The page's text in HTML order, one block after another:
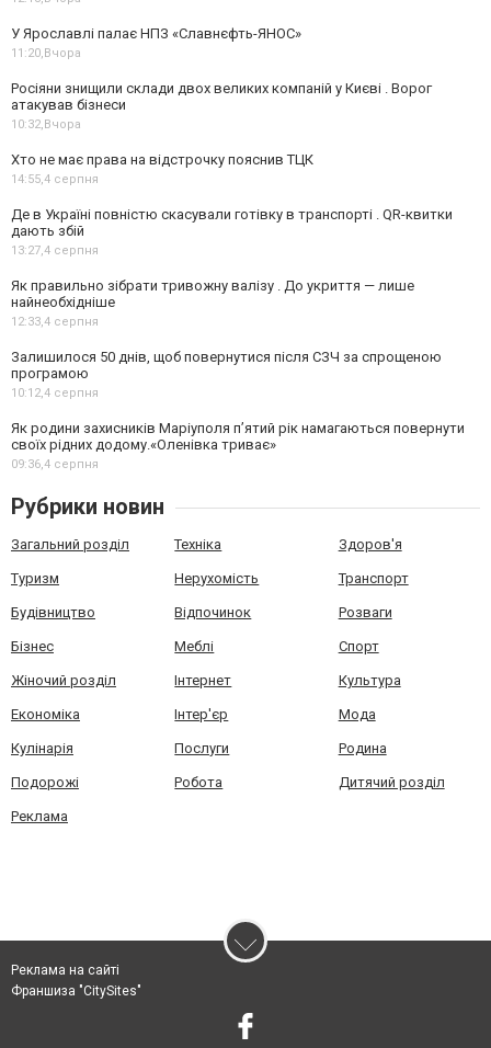
У Ярославлі палає НПЗ «Славнєфть-ЯНОС»
11:20,Вчора
Росіяни знищили склади двох великих компаній у Києві . Ворог
атакував бізнеси
10:32,Вчора
Хто не має права на відстрочку пояснив ТЦК
14:55,4 серпня
Де в Україні повністю скасували готівку в транспорті . QR-квитки
дають збій
13:27,4 серпня
Як правильно зібрати тривожну валізу . До укриття — лише
найнеобхідніше
12:33,4 серпня
Залишилося 50 днів, щоб повернутися після СЗЧ за спрощеною
програмою
10:12,4 серпня
Як родини захисників Маріуполя пʼятий рік намагаються повернути
своїх рідних додому.«Оленівка триває»
09:36,4 серпня
Рубрики новин
Загальний розділ Техніка Здоров'я
Туризм Нерухомість Транспорт
Будівництво Відпочинок Розваги
Бізнес Меблі Спорт
Жіночий розділ Інтернет Культура
Економіка Інтер'єр Мода
Кулінарія Послуги Родина
Подорожі Робота Дитячий розділ
Реклама
Реклама на сайті
Франшиза "CitySites"